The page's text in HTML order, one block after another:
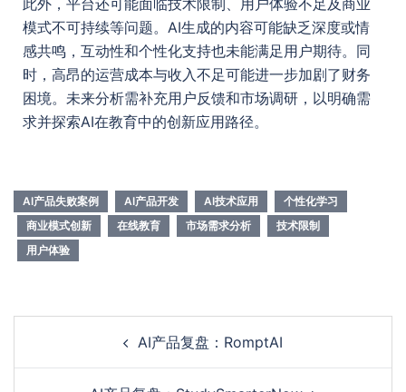
模式不可持续等问题。AI生成的内容可能缺乏深度或情
感共鸣，互动性和个性化支持也未能满足用户期待。同
时，高昂的运营成本与收入不足可能进一步加剧了财务
困境。未来分析需补充用户反馈和市场调研，以明确需
求并探索AI在教育中的创新应用路径。
AI产品失败案例 AI产品开发 AI技术应用
个性化学习
商业模式创新
在线教育 市场需求分析
技术限制
用户体验
AI产品复盘：RomptAI